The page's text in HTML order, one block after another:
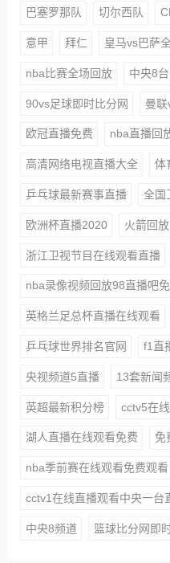
巴塞罗那队 切尔西队
意甲 拜仁 皇马vs巴萨
nba比赛全场回放 中央8
90vs足球即时比分网 曼
欧冠直播免费 nba直播回
高清网络电视直播大全 体
乒乓球最新赛事直播 全国
欧洲杯直播2020 火箭回放
浙江卫视节目在线观看直播
nba录像视频回放98直播吧
英格兰足总杯直播在线观看
乒乓球世界排名官网 f1直
央视频道5直播 13套新闻
英超最新积分榜 cctv5在
湖人直播在线观看免费 免
nba季前赛在线观看免费观看
cctv1在线直播观看中央一台
中央8频道 篮球比分网即